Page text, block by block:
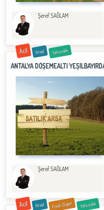
Şeref SAĞLAM
Acil Fırsat Yatırımlık
ANTALYA DÖŞEMEALTI
Şeref SAĞLAM
Acil Fırsat Fiyatı Düşen Yatırımlık